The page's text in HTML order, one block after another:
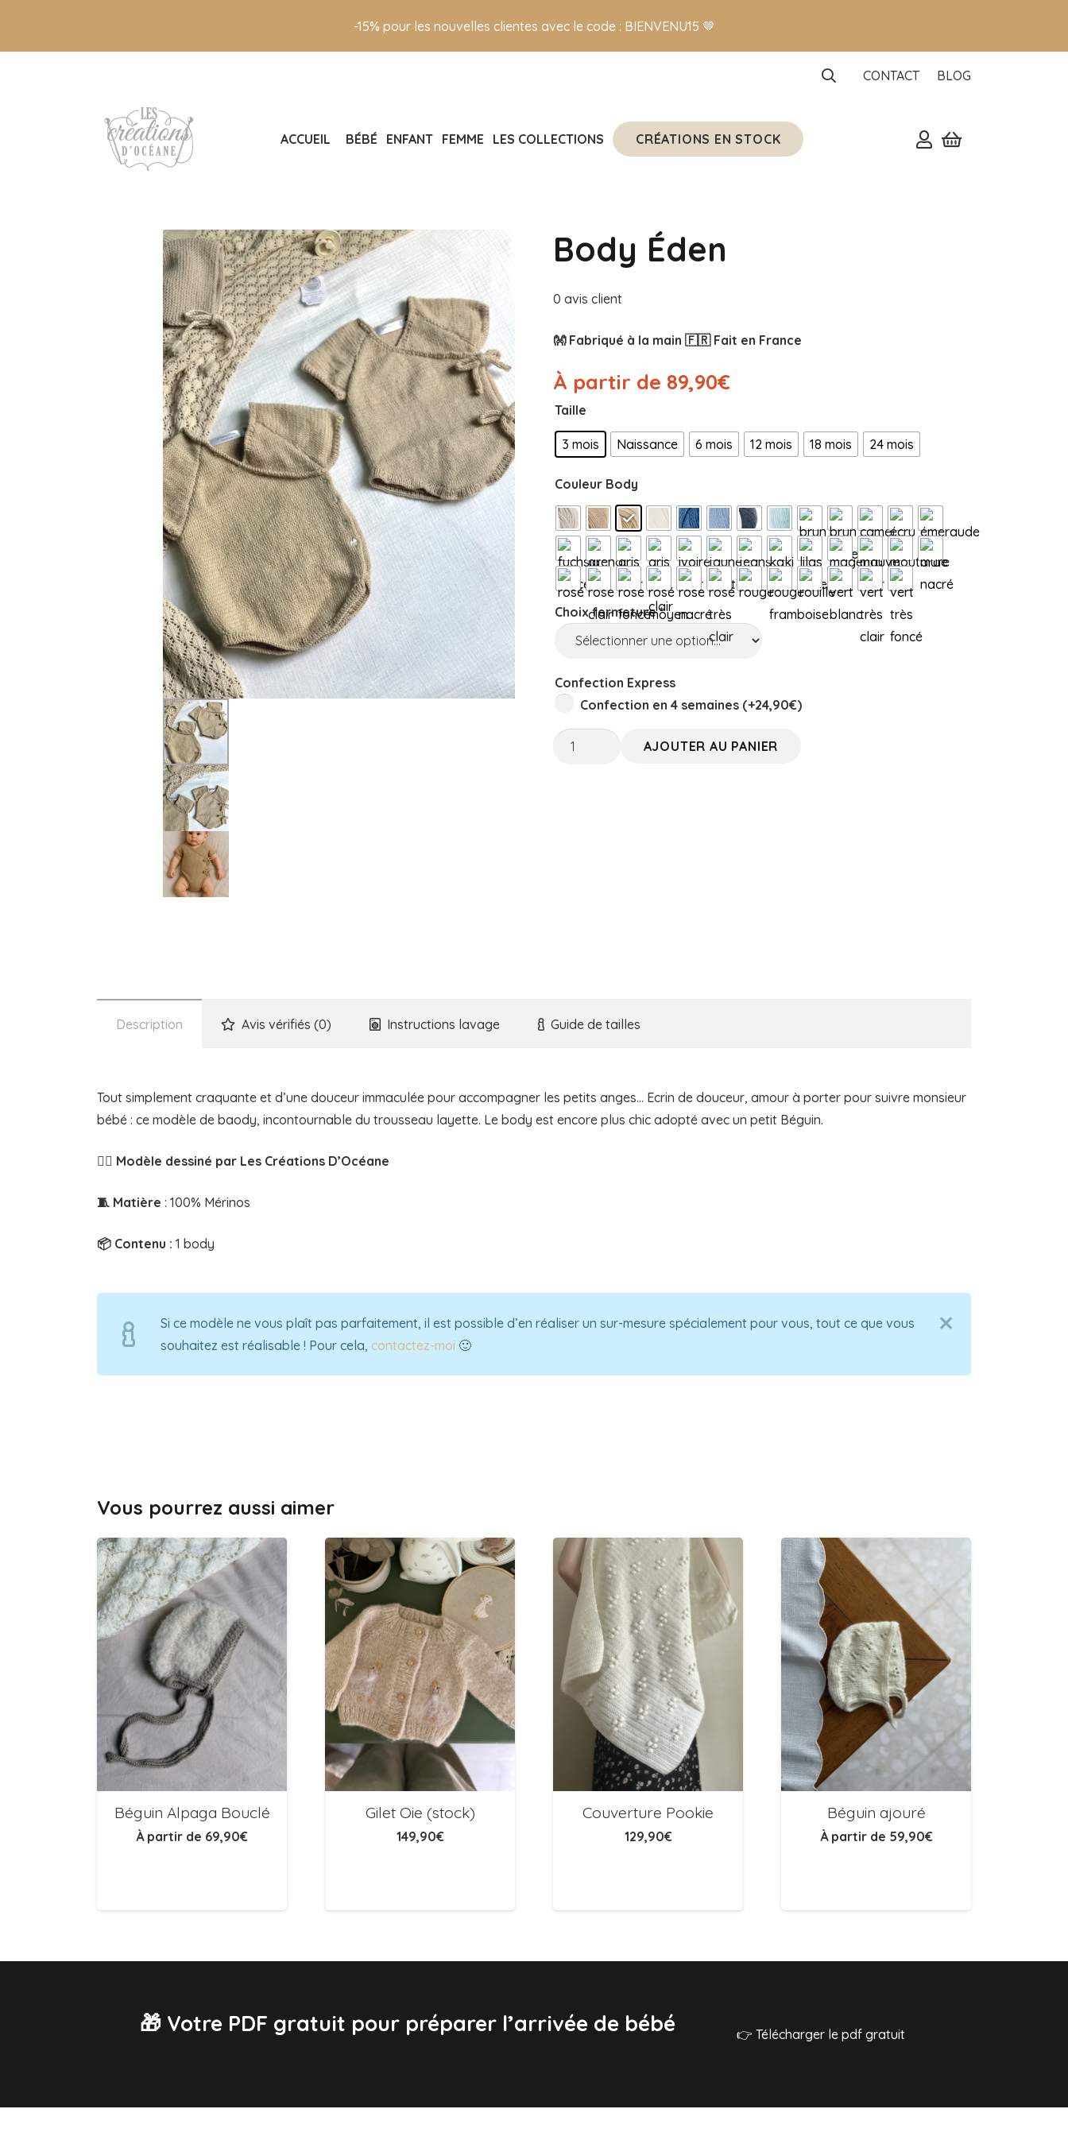
-15% pour les nouvelles clientes avec le code : BIENVENU15 🤎
CONTACT BLOG
ACCUEIL BÉBÉ ENFANT FEMME LES COLLECTIONS CRÉATIONS EN STOCK
Body Éden
0 avis client
👐 Fabriqué à la main 🇫🇷 Fait en France
À partir de 89,90€
Taille
3 mois Naissance 6 mois 12 mois 18 mois 24 mois
Couleur Body
Choix fermeture*
Confection Express
Confection en 4 semaines (+24,90€)
quantité
AJOUTER AU PANIER
Description Avis vérifiés (0) Instructions lavage Guide de tailles
Tout simplement craquante et d’une douceur immaculée pour accompagner les petits anges… Ecrin de douceur, amour à porter pour suivre monsieur
bébé : ce modèle de baody, incontournable du trousseau layette. Le body est encore plus chic adopté avec un petit Béguin.
✍🏻 Modèle dessiné par Les Créations D’Océane
🧵 Matière : 100% Mérinos
📦 Contenu : 1 body
Si ce modèle ne vous plaît pas parfaitement, il est possible d’en réaliser un sur-mesure spécialement pour vous, tout ce que vous
souhaitez est réalisable ! Pour cela, contactez-moi 🙂
Vous pourrez aussi aimer
Béguin Alpaga Bouclé
À partir de 69,90€
Gilet Oie (stock)
149,90€
Couverture Pookie
129,90€
Béguin ajouré
À partir de 59,90€
🎁 Votre PDF gratuit pour préparer l’arrivée de bébé 👉 Télécharger le pdf gratuit